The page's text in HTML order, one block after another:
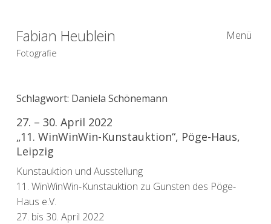
Fabian Heublein
Fotografie
Menü
Schlagwort: Daniela Schönemann
27. – 30. April 2022
„11. WinWinWin-Kunstauktion“, Pöge-Haus,
Leipzig
Kunstauktion und Ausstellung
11. WinWinWin-Kunstauktion zu Gunsten des Pöge-
Haus e.V.
27. bis 30. April 2022